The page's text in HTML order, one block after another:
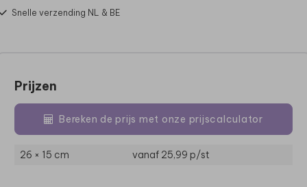
Snelle verzending NL & BE
Prijzen
Bereken de prijs met onze prijscalculator
26 × 15 cm vanaf 25,99 p/st